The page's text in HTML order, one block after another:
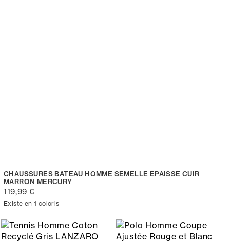
CHAUSSURES BATEAU HOMME SEMELLE EPAISSE CUIR
MARRON MERCURY
119,99 €
Existe en 1 coloris